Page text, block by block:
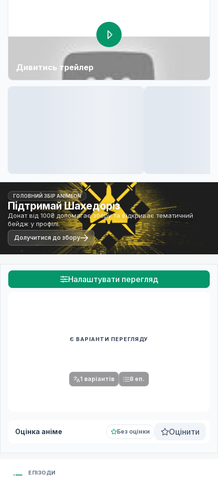
Дивитись трейлер
ГОЛОВНИЙ ЗБІР ANIMEON
Підтримай Шахедоріз
Донат від 100₴ допомагає збору та відкриває тематичний
бейдж у профілі.
Долучитися до збору
Налаштувати перегляд
Є ВАРІАНТИ ПЕРЕГЛЯДУ
1 варіантів 8 еп.
Оцінка аніме Без оцінки Оцінити
ЕПІЗОДИ